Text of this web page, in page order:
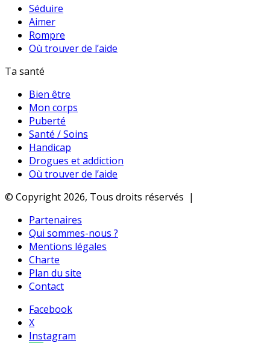
Séduire
Aimer
Rompre
Où trouver de l’aide
Ta santé
Bien être
Mon corps
Puberté
Santé / Soins
Handicap
Drogues et addiction
Où trouver de l’aide
© Copyright 2026, Tous droits réservés |
Partenaires
Qui sommes-nous ?
Mentions légales
Charte
Plan du site
Contact
Facebook
X
Instagram